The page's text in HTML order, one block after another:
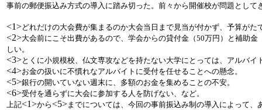
事前の郵便振込み方式の導入に踏み切った。前々から開催校が問題として
<1>どれだけの大会費が集まるのか大会当日まで見当が付かず、予算がた
<2>大会前にこそ出費があるので、学会からの貸付金（50万円）と補助
しい。
<3>とくに小規模校、仏文専攻などを持たない大学にとっては、アルバイ
<4>お金の扱いに不慣れなアルバイトに受付を任せることへの懸念。
<5>銀行の開いていない週末に、多額のお金を集めることの不安。
<6>受付を通らずに大会に参加する人を防げない、など。
上記<1>から<5>までについては、今回の事前振込み制の導入によって、